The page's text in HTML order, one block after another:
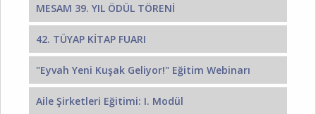
MESAM 39. YIL ÖDÜL TÖRENİ
42. TÜYAP KİTAP FUARI
"Eyvah Yeni Kuşak Geliyor!" Eğitim Webinarı
Aile Şirketleri Eğitimi: I. Modül